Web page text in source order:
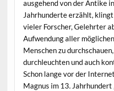
ausgehend von der Antike
Jahrhunderte erzählt,
vieler Forscher, Gelehrter
Aufwendung aller
Menschen zu
durchleuchten und auch
Schon lange vor der
Magnus im 13. Jahrhundert